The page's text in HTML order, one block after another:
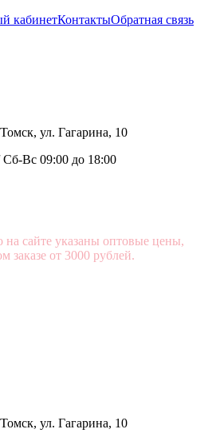
кабинетКонтактыОбратная связь
ул. Гагарина, 10
Сб-Вс 09:00 до 18:00
сайте указаны оптовые цены,
заказе от 3000 рублей.
ул. Гагарина, 10